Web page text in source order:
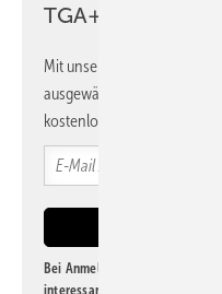
TGA+E
Mit unserem Newsletter
ausgewählte Informationen
kostenlos direkt ins Postfach.
Bei Anmeldung zu diesem
interessante Verlags- und